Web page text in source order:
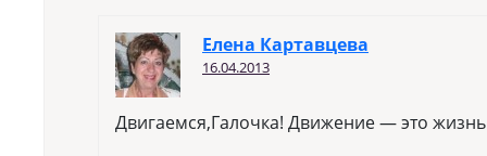
Елена Картавцева
16.04.2013
Двигаемся,Галочка! Движение — это